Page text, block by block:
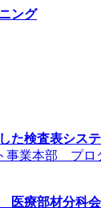
ング
た検査表シス
事業本部 プロ
医療部材分科